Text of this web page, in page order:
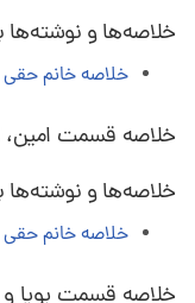
خلاصه‌ها و
خلاصه خانم حقی
خلاصه قسمت امین،
خلاصه‌ها و
خلاصه خانم حقی